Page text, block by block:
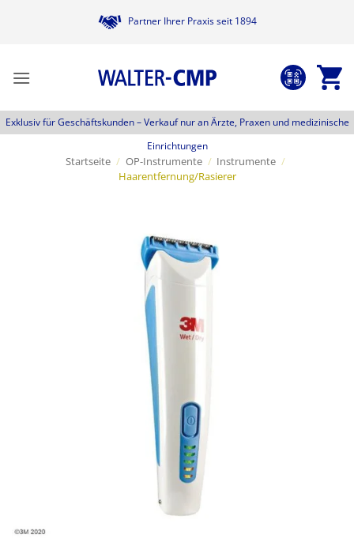
Partner Ihrer Praxis seit 1894
Exklusiv für Geschäftskunden –Verkauf nur an Ärzte, Praxen und medizinische
Einrichtungen
Startseite / OP-Instrumente / Instrumente /
Haarentfernung/Rasierer